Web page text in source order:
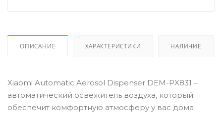
ОПИСАНИЕ ХАРАКТЕРИСТИКИ НАЛИЧИЕ
Xiaomi Automatic Aerosol Dispenser DEM-PX831 –
автоматический освежитель воздуха, который
обеспечит комфортную атмосферу у вас дома